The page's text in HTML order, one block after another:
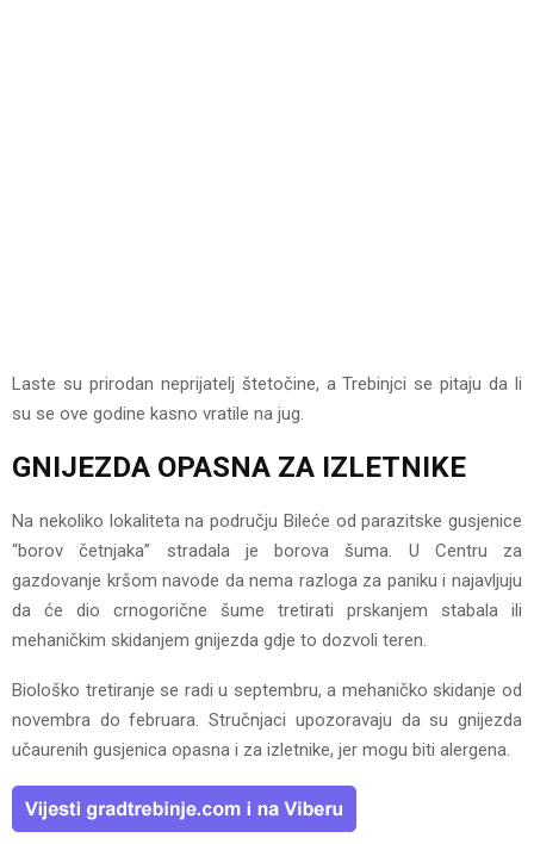
Laste su prirodan neprijatelj štetočine, a Trebinjci se pitaju da li
su se ove godine kasno vratile na jug.
GNIJEZDA OPASNA ZA IZLETNIKE
Na nekoliko lokaliteta na području Bileće od parazitske gusjenice
“borov četnjaka” stradala je borova šuma. U Centru za
gazdovanje kršom navode da nema razloga za paniku i najavljuju
da će dio crnogorične šume tretirati prskanjem stabala ili
mehaničkim skidanjem gnijezda gdje to dozvoli teren.
Biološko tretiranje se radi u septembru, a mehaničko skidanje od
novembra do februara. Stručnjaci upozoravaju da su gnijezda
učaurenih gusjenica opasna i za izletnike, jer mogu biti alergena.